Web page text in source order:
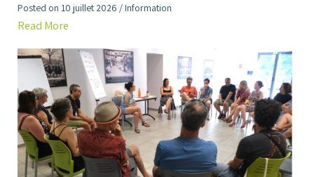
Posted on 10 juillet 2026 /Information
Read More